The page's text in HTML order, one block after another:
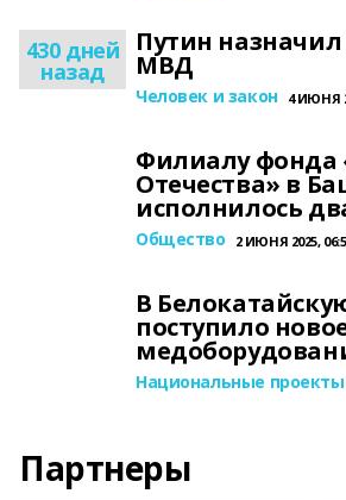
430 дней
назад
Путин
МВД
Человек и закон 4 ИЮНЯ
Филиалу
Отечества» в
исполнилось
Общество 2 ИЮНЯ 2025,
В
поступило
Национальные проекты
Партнеры